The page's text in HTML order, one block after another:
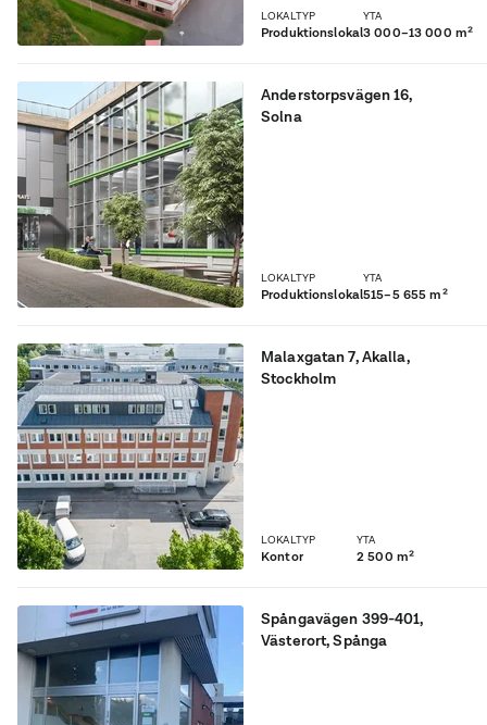
LOKALTYP
Produktionslokal
YTA
3 000–13 000 m²
Anderstorpsvägen 16,
Solna
LOKALTYP
Produktionslokal
YTA
515–5 655 m²
Malaxgatan 7,Akalla,
Stockholm
LOKALTYP
Kontor
YTA
2 500 m²
Spångavägen 399-401,
Västerort, Spånga